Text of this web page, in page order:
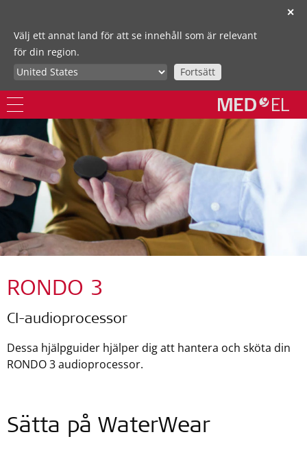
✕
Välj ett annat land för att se innehåll som är relevant
för din region.
Fortsätt
RONDO 3
CI-audioprocessor
Dessa hjälpguider hjälper dig att hantera och sköta din
RONDO 3 audioprocessor.
Sätta på WaterWear